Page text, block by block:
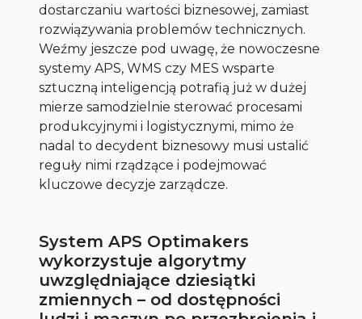
dostarczaniu wartości biznesowej, zamiast
rozwiązywania problemów technicznych.
Weźmy jeszcze pod uwagę, że nowoczesne
systemy APS, WMS czy MES wsparte
sztuczną inteligencją potrafią już w dużej
mierze samodzielnie sterować procesami
produkcyjnymi i logistycznymi, mimo że
nadal to decydent biznesowy musi ustalić
reguły nimi rządzące i podejmować
kluczowe decyzje zarządcze.
System APS Optimakers
wykorzystuje algorytmy
uwzględniające dziesiątki
zmiennych – od dostępności